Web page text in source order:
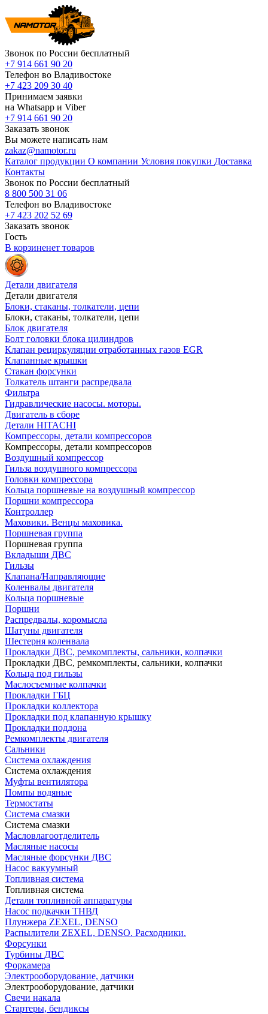
Звонок по России бесплатный
+7 914 661 90 20
Телефон во Владивостоке
+7 423 209 30 40
Принимаем заявки
на Whatsapp и Viber
+7 914 661 90 20
Заказать звонок
Вы можете написать нам
zakaz@namotor.ru
Каталог продукции О компании Условия покупки Доставка
Контакты
Звонок по России бесплатный
8 800 500 31 06
Телефон во Владивостоке
+7 423 202 52 69
Заказать звонок
Гость
В корзиненет товаров
Детали двигателя
Детали двигателя
Блоки, стаканы, толкатели, цепи
Блоки, стаканы, толкатели, цепи
Блок двигателя
Болт головки блока цилиндров
Клапан рециркуляции отработанных газов EGR
Клапанные крышки
Стакан форсунки
Толкатель штанги распредвала
Фильтра
Гидравлические насосы. моторы.
Двигатель в сборе
Детали HITACHI
Компрессоры, детали компрессоров
Компрессоры, детали компрессоров
Воздушный компрессор
Гильза воздушного компрессора
Головки компрессора
Кольца поршневые на воздушный компрессор
Поршни компрессора
Контроллер
Маховики. Венцы маховика.
Поршневая группа
Поршневая группа
Вкладыши ДВС
Гильзы
Клапана/Направляющие
Коленвалы двигателя
Кольца поршневые
Поршни
Распредвалы, коромысла
Шатуны двигателя
Шестерня коленвала
Прокладки ДВС, ремкомплекты, сальники, колпачки
Прокладки ДВС, ремкомплекты, сальники, колпачки
Кольца под гильзы
Маслосъемные колпачки
Прокладки ГБЦ
Прокладки коллектора
Прокладки под клапанную крышку
Прокладки поддона
Ремкомплекты двигателя
Сальники
Система охлаждения
Система охлаждения
Муфты вентилятора
Помпы водяные
Термостаты
Система смазки
Система смазки
Масловлагоотделитель
Масляные насосы
Масляные форсунки ДВС
Насос вакуумный
Топливная система
Топливная система
Детали топливной аппаратуры
Насос подкачки ТНВД
Плунжера ZEXEL, DENSO
Распылители ZEXEL, DENSO. Расходники.
Форсунки
Турбины ДВС
Форкамера
Электрооборудование, датчики
Электрооборудование, датчики
Свечи накала
Стартеры, бендиксы